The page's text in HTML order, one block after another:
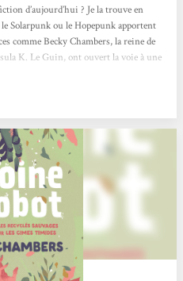
d’aujourd’hui ? Je la trouve en
Solarpunk ou le Hopepunk apportent
comme Becky Chambers, la reine de
K. Le Guin, ont ouvert la voie à une
aujourd’hui, celui qui s’empare